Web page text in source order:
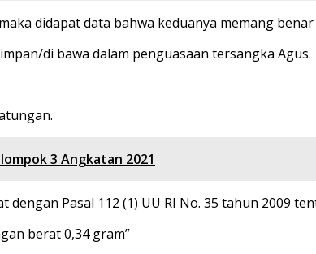
didapat data bahwa keduanya memang benar
di bawa dalam penguasaan tersangka Agus.
3 Angkatan 2021
Pasal 112 (1) UU RI No. 35 tahun 2009
berat 0,34 gram”